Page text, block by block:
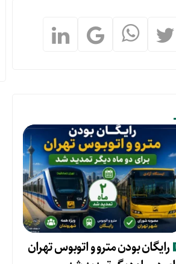
رایگان بودن مترو و اتوبوس تهران